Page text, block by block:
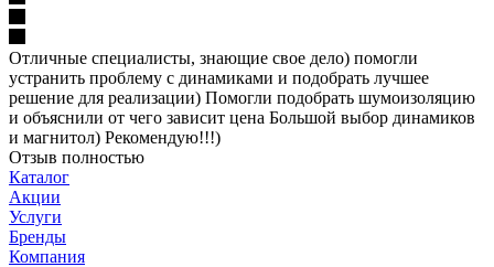
Отличные специалисты, знающие свое дело) помогли
устранить проблему с динамиками и подобрать лучшее
решение для реализации) Помогли подобрать шумоизоляцию
и объяснили от чего зависит цена Большой выбор динамиков
и магнитол) Рекомендую!!!)
Отзыв полностью
Каталог
Акции
Услуги
Бренды
Компания